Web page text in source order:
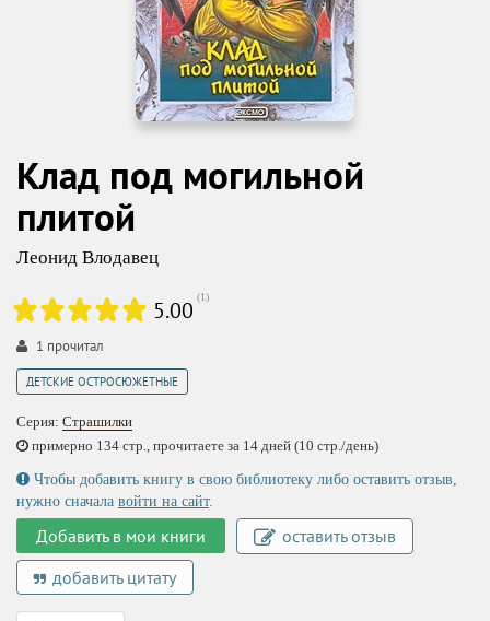
Клад под могильной
плитой
Леонид Влодавец
5.00 (1)
1 прочитал
ДЕТСКИЕ ОСТРОСЮЖЕТНЫЕ
Серия: Страшилки
примерно 134 стр., прочитаете за 14 дней (10 стр./день)
Чтобы добавить книгу в свою библиотеку либо оставить отзыв,
нужно сначала войти на сайт.
Добавить в мои книги
оставить отзыв
добавить цитату